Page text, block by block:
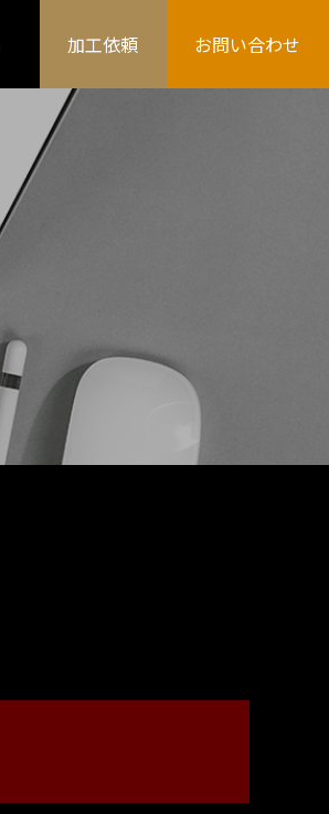
加工依頼 お問い合わせ